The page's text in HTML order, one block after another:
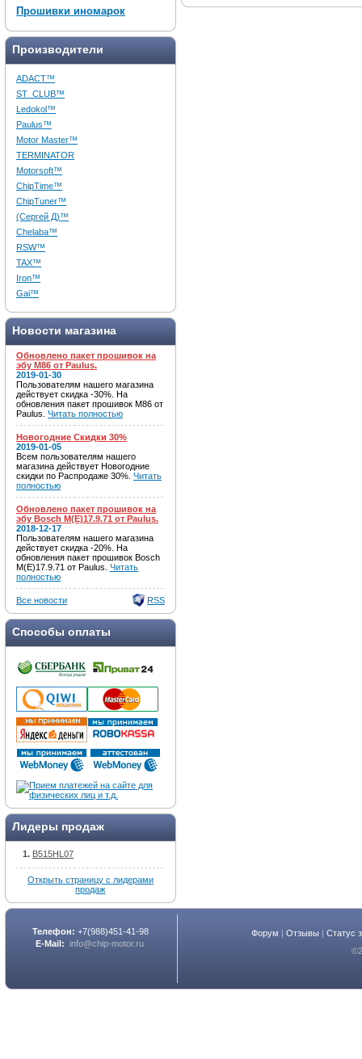
Прошивки иномарок
Производители
ADACT™
ST_CLUB™
Ledokol™
Paulus™
Motor Master™
TERMINATOR
Motorsoft™
ChipTime™
ChipTuner™
(Сергей Д)™
Chelaba™
RSW™
TAX™
Iron™
Gai™
Новости магазина
Обновлено пакет прошивок на
эбу M86 от Paulus.
2019-01-30
Пользователям нашего магазина
действует скидка -30%. На
обновления пакет прошивок M86 от
Paulus. Читать полностью
Новогодние Скидки 30%
2019-01-05
Всем пользователям нашего
магазина действует Новогодние
скидки по Распродаже 30%. Читать
полностью
Обновлено пакет прошивок на
эбу Bosch M(E)17.9.71 от Paulus.
2018-12-17
Пользователям нашего магазина
действует скидка -20%. На
обновления пакет прошивок Bosch
M(E)17.9.71 от Paulus. Читать
полностью
Все новости RSS
Способы оплаты
Лидеры продаж
B515HL07
Открыть страницу с лидерами
продаж
Телефон: +7(988)451-41-98
E-Mail: info@chip-motor.ru
Форум |Отзывы |Статус